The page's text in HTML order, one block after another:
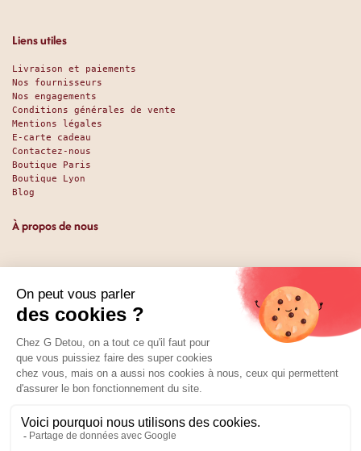
Prix :
Liens utiles
Livraison et paiements
Nos fournisseurs
Nos engagements
Conditions générales de vente
Mentions légales
E-carte cadeau
Contactez-nous
Boutique Paris
Boutique Lyon
Blog
À propos de nous
Depuis 1951, nous accueillons les gourmands et les gourmets
en leur promettant des produits de qualité au meilleur
prix. Que vous soyez des pros ou des particuliers, que vous
cherchiez du sucré ou du salé, nous avons sans doute ce
qu’il vous faut. Et même des choses que vous ne soupçonniez
pas. La boutique existe depuis 1951, la vente en ligne
depuis 2025.
01 89 70 34 50